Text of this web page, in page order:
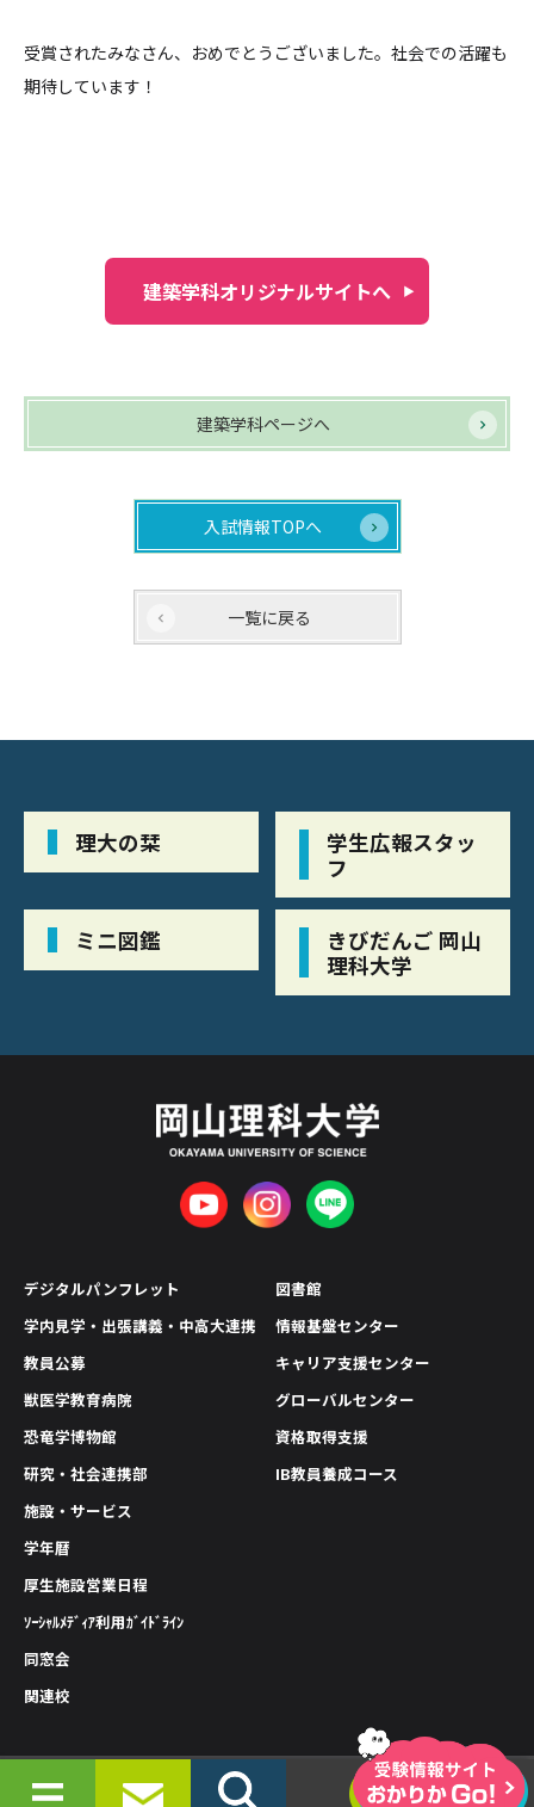
受賞されたみなさん、おめでとうございました。社会での活躍も
期待しています！
建築学科オリジナルサイトへ
建築学科ページへ
入試情報TOPへ
一覧に戻る
理大の栞
学生広報スタッ
フ
ミニ図鑑
きびだんご 岡山
理科大学
デジタルパンフレット
学内見学・出張講義・中高大連携
教員公募
獣医学教育病院
恐竜学博物館
研究・社会連携部
図書館
情報基盤センター
キャリア支援センター
グローバルセンター
資格取得支援
IB教員養成コース
施設・サービス
学年暦
厚生施設営業日程
ｿｰｼｬﾙﾒﾃﾞｨｱ利用ｶﾞｲﾄﾞﾗｲﾝ
同窓会
関連校
情報公開
プライバシーポリシー